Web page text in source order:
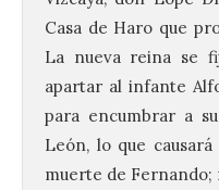
Casa de Haro que
La nueva reina se
apartar al infante
para encumbrar a
León, lo que
muerte de Fernando;